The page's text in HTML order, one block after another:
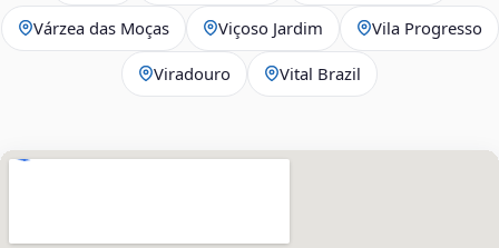
Várzea das Moças Viçoso Jardim Vila Progresso
Viradouro Vital Brazil